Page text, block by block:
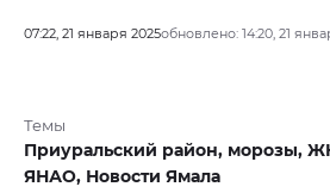
07:22, 21 января 2025обновлено: 14:20, 21
Темы
Приуральский район, морозы,
ЯНАО, Новости Ямала